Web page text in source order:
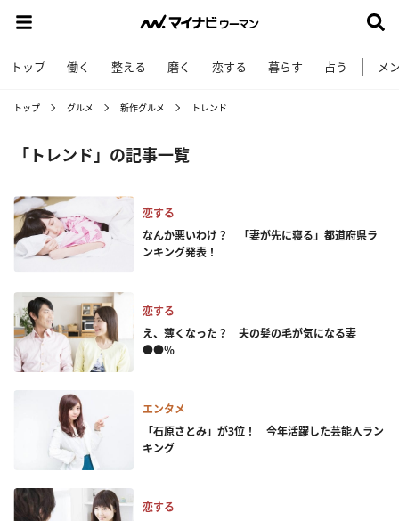
トップ 働く 整える 磨く 恋する 暮らす 占う メ
トップ グルメ 新作グルメ トレンド
「トレンド」の記事一覧
恋する
なんか悪いわけ？ 「妻が先に寝る」都道府県ラ
ンキング発表！
恋する
え、薄くなった？ 夫の髪の毛が気になる妻
●●％
エンタメ
「石原さとみ」が3位！ 今年活躍した芸能人ラン
キング
恋する